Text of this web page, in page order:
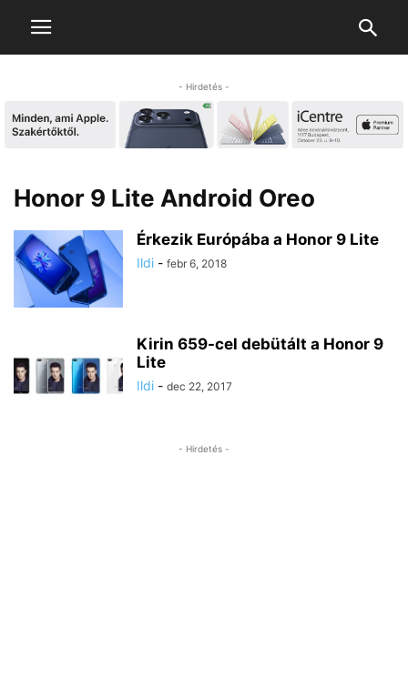
- Hirdetés -
Honor 9 Lite Android Oreo
Érkezik Európába a Honor 9 Lite
Ildi - febr 6, 2018
Kirin 659-cel debütált a Honor 9
Lite
Ildi - dec 22, 2017
- Hirdetés -